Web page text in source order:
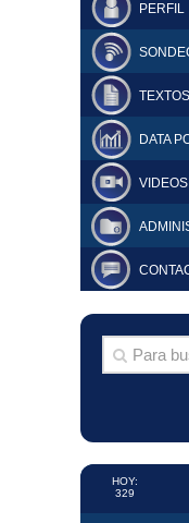
PERFIL
TEXTOS
DATA
VIDEOS
HOY:
329